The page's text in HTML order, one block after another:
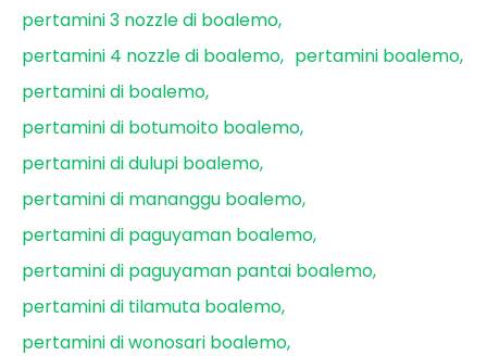
pertamini 3 nozzle di boalemo
pertamini 4 nozzle di boalemo
pertamini boalemo
pertamini di boalemo
pertamini di botumoito boalemo
pertamini di dulupi boalemo
pertamini di mananggu boalemo
pertamini di paguyaman boalemo
pertamini di paguyaman pantai boalemo
pertamini di tilamuta boalemo
pertamini di wonosari boalemo